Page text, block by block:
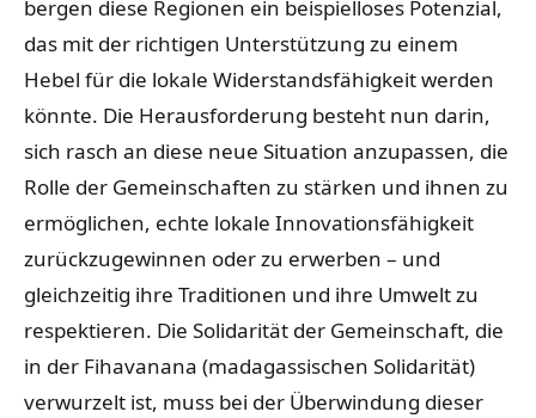
bergen diese Regionen ein beispielloses Potenzial,
das mit der richtigen Unterstützung zu einem
Hebel für die lokale Widerstandsfähigkeit werden
könnte. Die Herausforderung besteht nun darin,
sich rasch an diese neue Situation anzupassen, die
Rolle der Gemeinschaften zu stärken und ihnen zu
ermöglichen, echte lokale Innovationsfähigkeit
zurückzugewinnen oder zu erwerben – und
gleichzeitig ihre Traditionen und ihre Umwelt zu
respektieren. Die Solidarität der Gemeinschaft, die
in der Fihavanana (madagassischen Solidarität)
verwurzelt ist, muss bei der Überwindung dieser